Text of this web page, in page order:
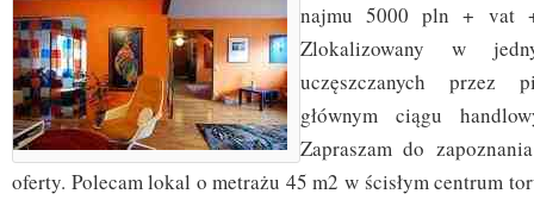
najmu 5000 pln + vat
Zlokalizowany w
uczęszczanych przez
głównym ciągu
Zapraszam do
oferty. Polecam lokal o metrażu 45 m2 w ścisłym centrum